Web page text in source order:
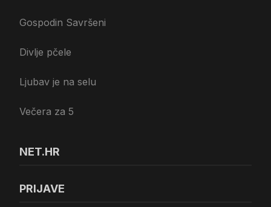
Gospodin Savršeni
Divlje pčele
Ljubav je na selu
Večera za 5
NET.HR
PRIJAVE